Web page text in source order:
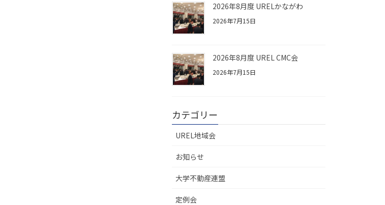
2026年8月度 URELかながわ
2026年7月15日
2026年8月度 UREL CMC会
2026年7月15日
カテゴリー
UREL地域会
お知らせ
大学不動産連盟
定例会